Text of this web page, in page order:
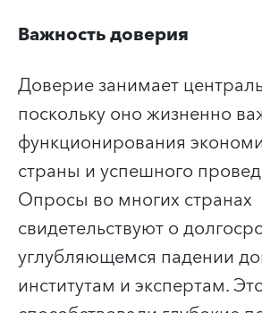
Важность доверия
Доверие занимает
поскольку оно жизненно
функционирования
страны и успешного
Опросы во многих странах
свидетельствуют о
углубляющемся падении
институтам и экспертам.